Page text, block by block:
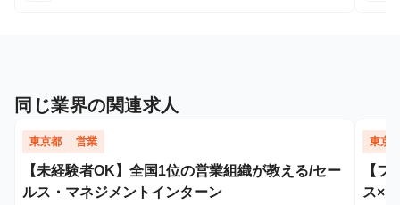
同じ業界の関連求人
東京都 営業
【未経験者OK】全国1位の営業組織が教える/セー
ルス・マネジメントインターン
東京
【
ス×